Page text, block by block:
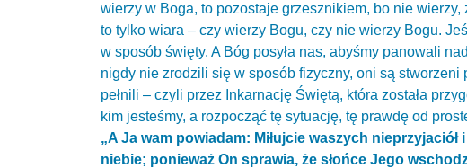
wierzy w Boga, to pozostaje grzesznikiem, bo nie
to tylko wiara – czy wierzy Bogu, czy nie wierzy Bogu.
w sposób święty. A Bóg posyła nas, abyśmy panowali
nigdy nie zrodzili się w sposób fizyczny, oni są
pełnili – czyli przez Inkarnację Świętą, która została
kim jesteśmy, a rozpocząć tę sytuację, tę prawdę od
„A Ja wam powiadam: Miłujcie waszych
niebie; ponieważ On sprawia, że słońce Jego